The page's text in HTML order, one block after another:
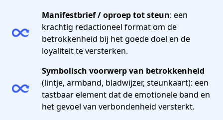
Manifestbrief / oproep tot steun: een
krachtig redactioneel format om de
betrokkenheid bij het goede doel en de
loyaliteit te versterken.
Symbolisch voorwerp van betrokkenheid
(lintje, armband, bladwijzer, steunkaart): een
tastbaar element dat de emotionele band en
het gevoel van verbondenheid versterkt.